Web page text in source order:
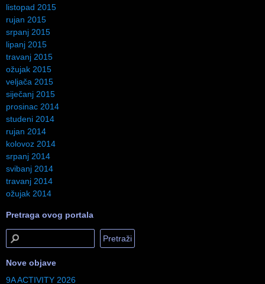
listopad 2015
rujan 2015
srpanj 2015
lipanj 2015
travanj 2015
ožujak 2015
veljača 2015
siječanj 2015
prosinac 2014
studeni 2014
rujan 2014
kolovoz 2014
srpanj 2014
svibanj 2014
travanj 2014
ožujak 2014
Pretraga ovog portala
Nove objave
9A ACTIVITY 2026